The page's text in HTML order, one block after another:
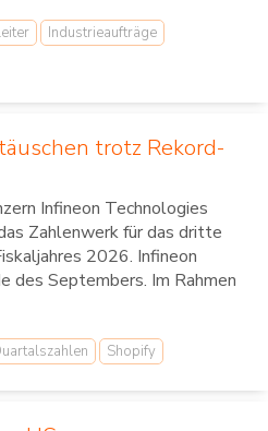
Industrieaufträge
trotz Rekord-
Infineon Technologies
Zahlenwerk für das dritte
2026. Infineon
des Septembers. Im Rahmen
Shopify